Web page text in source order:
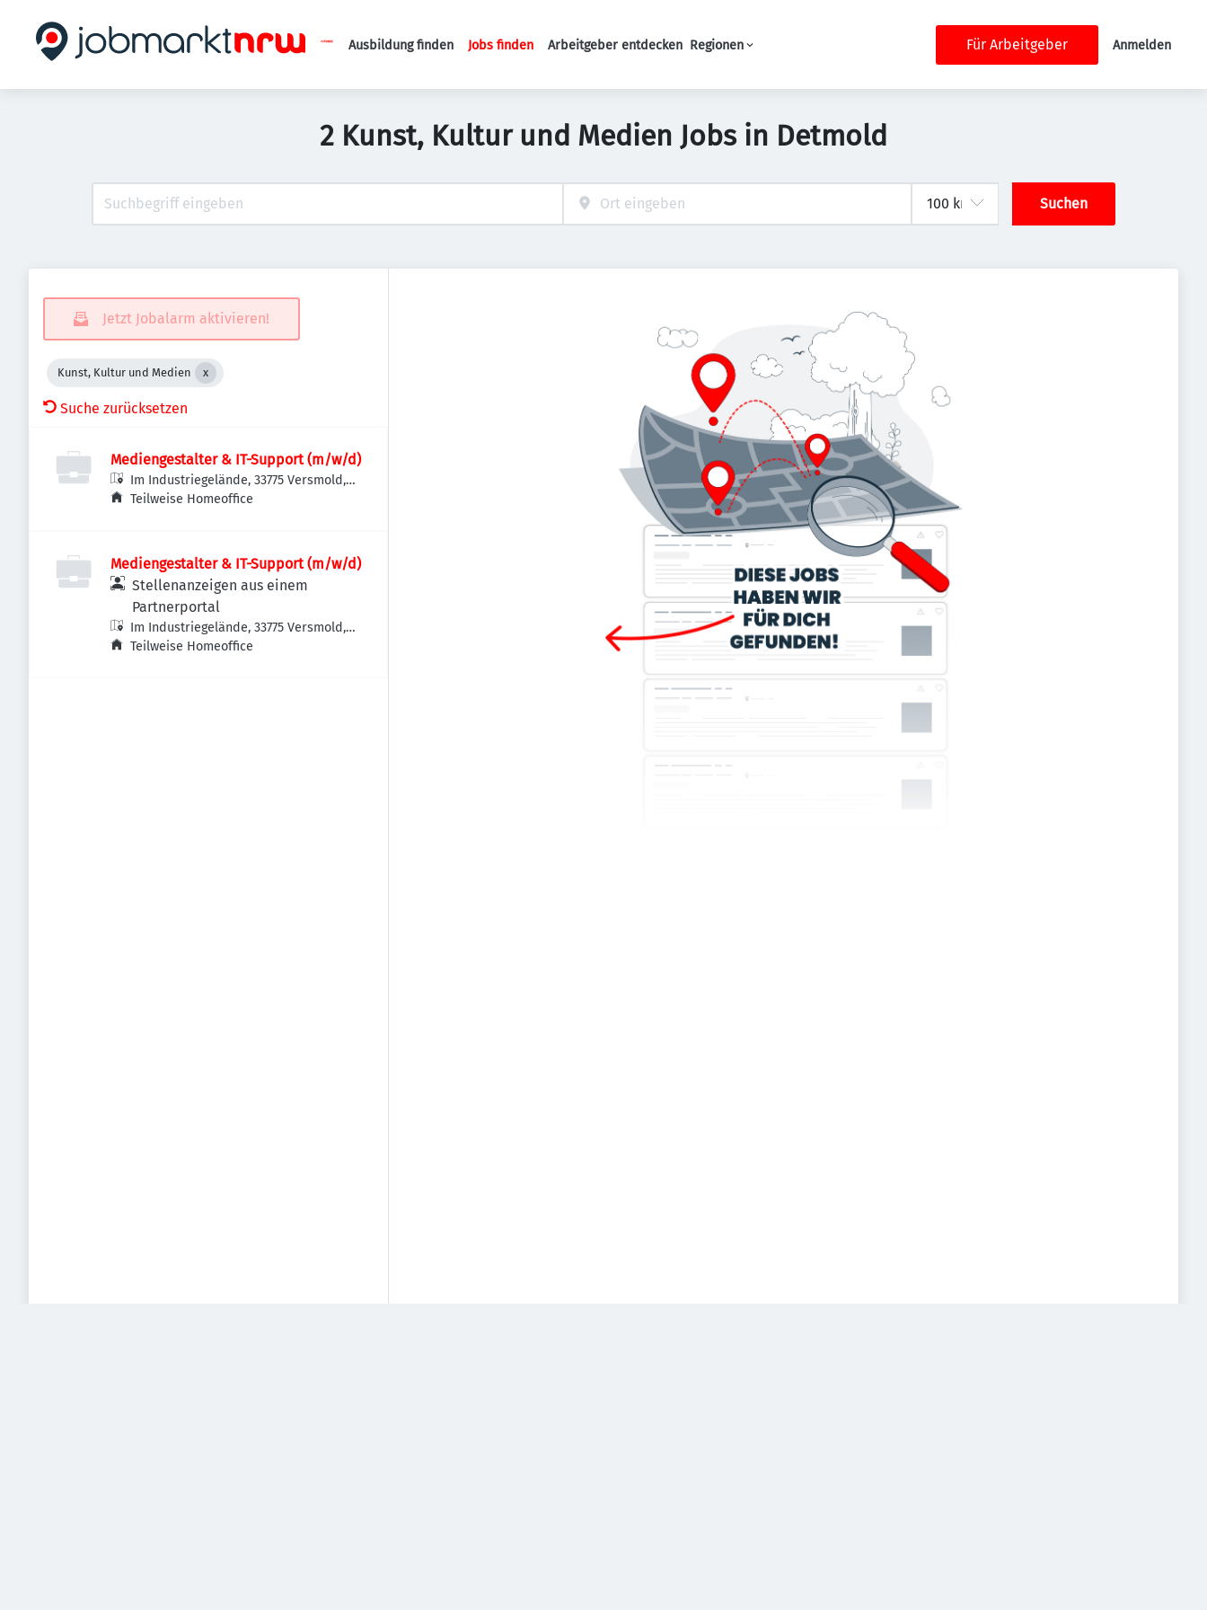
Haupt-Navigation
Ausbildung finden Jobs finden Arbeitgeber entdecken Regionen Für Arbeitgeber Anmelden
2 Kunst, Kultur und Medien Jobs in Detmold
Suchen
Jetzt Jobalarm aktivieren!
Kunst, Kultur und Medien
Suche zurücksetzen
Mediengestalter & IT-Support (m/w/d)
Im Industriegelände, 33775 Versmold,
Deutschland
Teilweise Homeoffice
Mediengestalter & IT-Support (m/w/d)
Stellenanzeigen aus einem
Partnerportal
Im Industriegelände, 33775 Versmold,
Deutschland
Teilweise Homeoffice